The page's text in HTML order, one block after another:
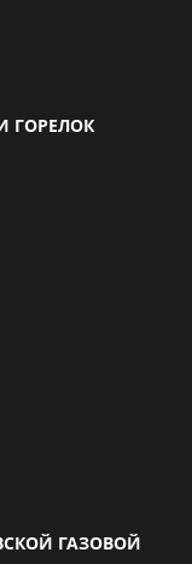
ГОРЕЛОК
ГАЗОВОЙ